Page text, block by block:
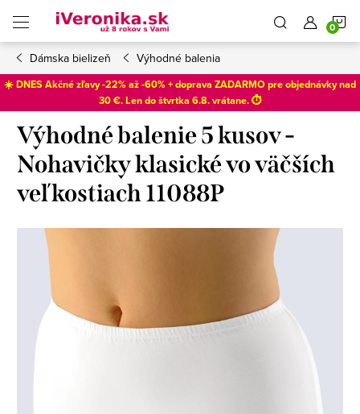
obsah
Dámska bielizeň Výhodné balenia
☀️ DNES Akčné zľavy -22% až -60% + doprava ZADARMO pre objednávky nad
30 €. Len doštvrtka 6.8. vrátane. ⏱️
Výhodné balenie 5 kusov -
Nohavičky klasické vo väčších
veľkostiach 11088P